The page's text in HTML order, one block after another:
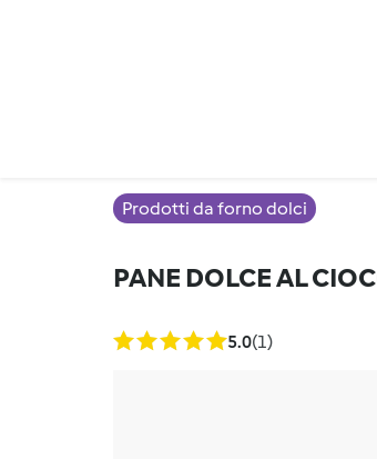
Prodotti da forno dolci
PANE DOLCE AL
5.0(1)